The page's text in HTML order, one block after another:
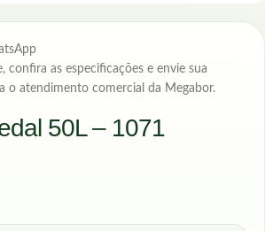
confira as especificações e envie sua
o atendimento comercial da Megabor.
50L – 1071